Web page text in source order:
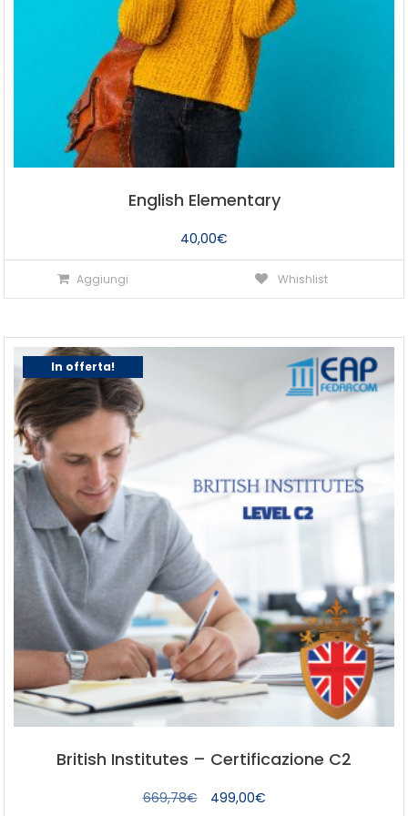
English Elementary
40,00€
Aggiungi Whishlist
In offerta!
British Institutes – Certificazione C2
669,78€
Il499,00€Il